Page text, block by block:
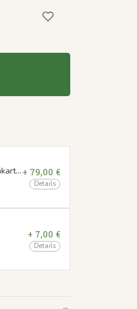
Gestaltungsservice für Gutscheinkarten + 79,00 €
Details
+ 7,00 €
Details